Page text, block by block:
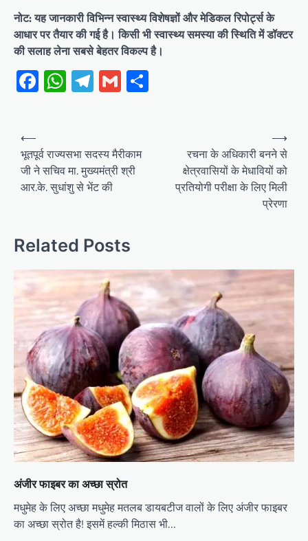
नोट: यह जानकारी विभिन्न स्वास्थ्य विशेषज्ञों और मेडिकल रिपोर्ट्स के
आधार पर तैयार की गई है। किसी भी स्वास्थ्य समस्या की स्थिति में डॉक्टर
की सलाह लेना सबसे बेहतर विकल्प है।
Facebook
WhatsApp
Telegram
Gmail
Post
navigation
⟵
भूतपूर्व राज्यसभा सदस्य मैरीकाम
जी ने सचिव मा. मुख्यमंत्री श्री
आर.के. सुधांशु से भेंट की
रचना के अधिकारी बनने से
क्षेत्रवासियों के मेधावियों को
प्रतियोगी परीक्षा के लिए मिली
प्रेरणा
⟶
Related Posts
अंजीर फाइबर का अच्छा स्रोत
मधुमेह के लिए अच्छा मधुमेह मतलब डायबटीज वालों के लिए अंजीर फाइबर
का अच्छा स्रोत है! इसमें हल्की मिठास भी…